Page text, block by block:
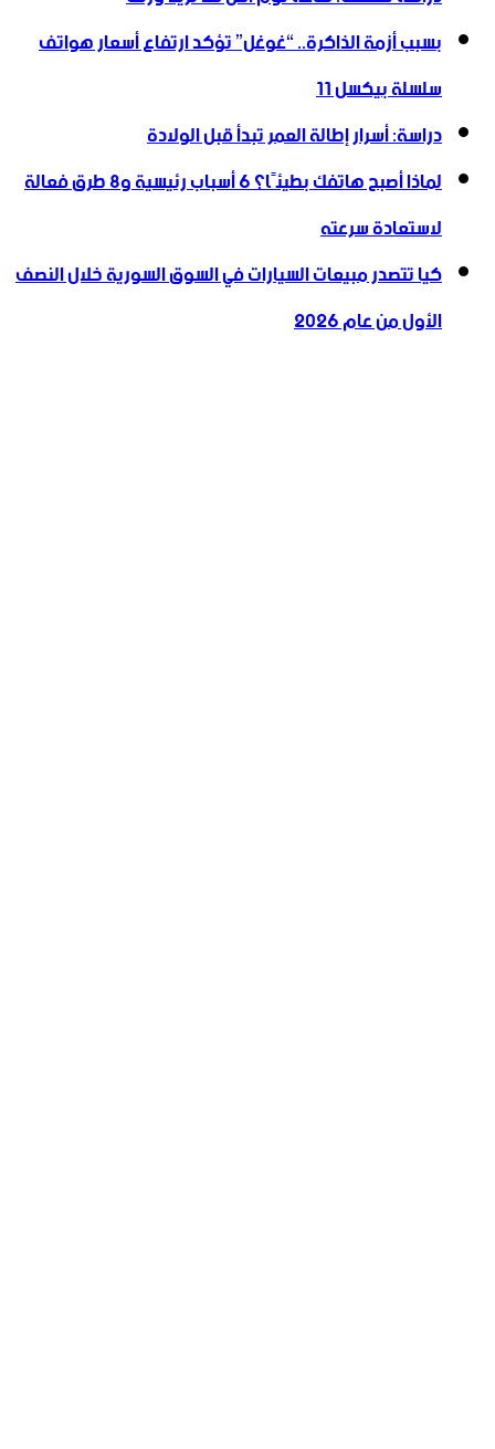
بسبب أزمة الذاكرة.. “غوغل” تؤكد ارتفاع أسعار هواتف
سلسلة بيكسل 11
دراسة: أسرار إطالة العمر تبدأ قبل الولادة
لماذا أصبح هاتفك بطيئًا؟ 6 أسباب رئيسية و8 طرق فعالة
لاستعادة سرعته
كيا تتصدر مبيعات السيارات في السوق السورية خلال النصف
الأول من عام 2026